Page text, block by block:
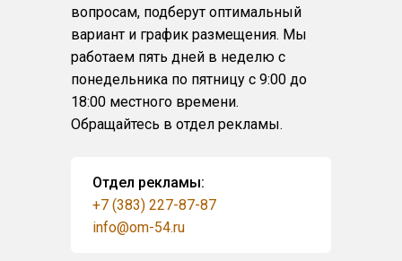
вопросам, подберут оптимальный
вариант и график размещения. Мы
работаем пять дней в неделю с
понедельника по пятницу с 9:00 до
18:00 местного времени.
Обращайтесь в отдел рекламы.
Отдел рекламы:
+7 (383) 227-87-87
info@om-54.ru